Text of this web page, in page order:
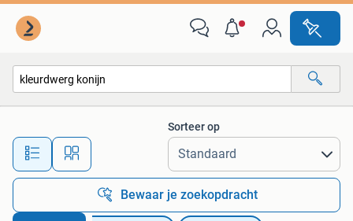
Alle afstanden…
Sorteer op
Bewaar je zoekopdracht